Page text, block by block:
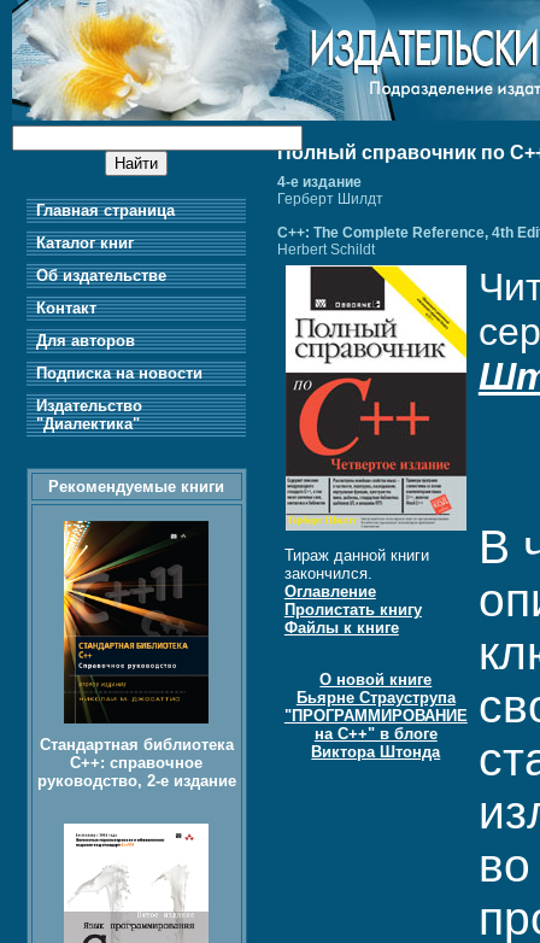
Полный справочник по
4-е издание
Герберт Шилдт
C++: The Complete Reference, 4th
Herbert Schildt
Тираж данной книги
закончился.
Оглавление
Пролистать книгу
Файлы к книге
О новой книге
Бьярне Страуструпа
"ПРОГРАММИРОВАНИЕ
на C++" в блоге
Виктора Штонда
В
Главная страница
Каталог книг
Об издательстве
Контакт
Для авторов
Подписка на новости
Издательство
"Диалектика"
Рекомендуемые книги
Стандартная библиотека
C++: справочное
руководство, 2-е издание